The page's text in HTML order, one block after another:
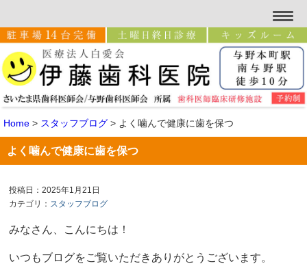
Home > スタッフブログ > よく噛んで健康に歯を保つ
よく噛んで健康に歯を保つ
投稿日：2025年1月21日
カテゴリ： スタッフブログ
みなさん、こんにちは！
いつもブログをご覧いただきありがとうございます。